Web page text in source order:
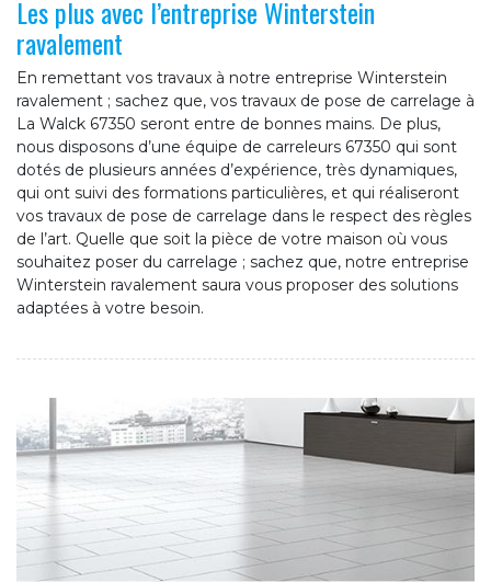
Les plus avec l’entreprise Winterstein
ravalement
En remettant vos travaux à notre entreprise Winterstein
ravalement ; sachez que, vos travaux de pose de carrelage à
La Walck 67350 seront entre de bonnes mains. De plus,
nous disposons d’une équipe de carreleurs 67350 qui sont
dotés de plusieurs années d’expérience, très dynamiques,
qui ont suivi des formations particulières, et qui réaliseront
vos travaux de pose de carrelage dans le respect des règles
de l’art. Quelle que soit la pièce de votre maison où vous
souhaitez poser du carrelage ; sachez que, notre entreprise
Winterstein ravalement saura vous proposer des solutions
adaptées à votre besoin.